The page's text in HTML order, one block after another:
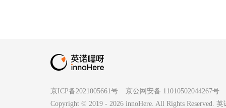
京ICP备2021005661号
京公网安备 11010502044267号
Copyright © 2019 - 2026 innoHere. All Rights Reserved.